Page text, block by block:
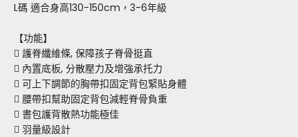
L碼 適合身高130-150cm，3-6年級
【功能】
 護脊纖維條, 保障孩子脊骨挺直
 內置底板, 分散壓力及增強承托力
 可上下調節的胸帶扣固定背包緊貼身體
 腰帶扣幫助固定背包減輕脊骨負重
 書包護背散熱功能極佳
 羽量級設計